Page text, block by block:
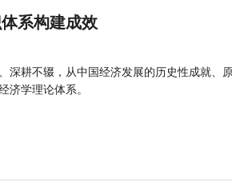
系构建成效
深耕不辍，从中国经济发展的历史性成就、
济学理论体系。